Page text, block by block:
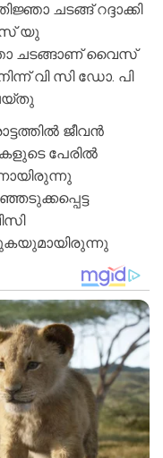
ചടങ്ങ് റദ്ദാക്കി
യു
ചടങ്ങാണ് വൈസ്
വി സി ഡോ. പി
ജീവൻ
പേരിൽ